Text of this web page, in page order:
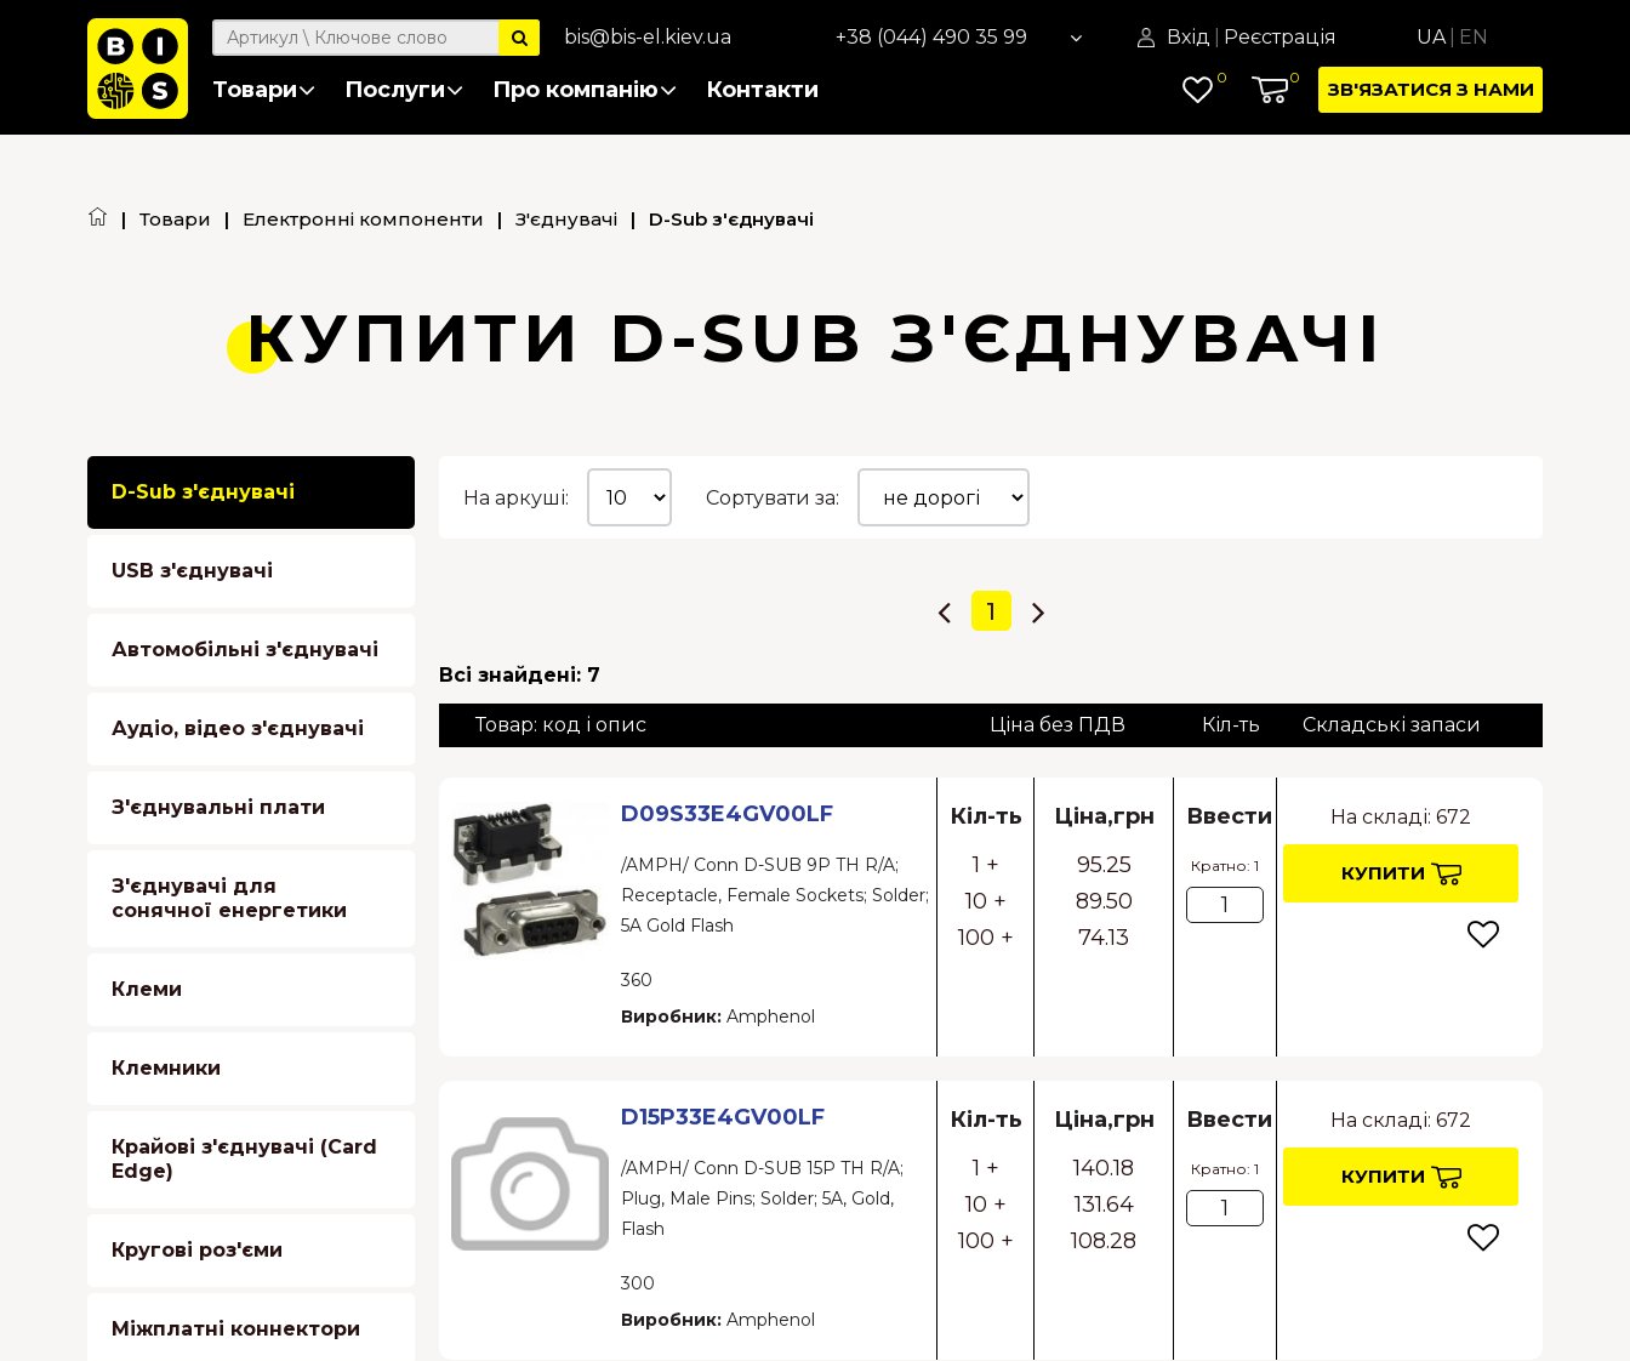
bis@bis-el.kiev.ua +38 (044) 490 35 99 Вхід Реєстрація UA EN
Товари Послуги Про компанію Контакти 0 0
ЗВ'ЯЗАТИСЯ З НАМИ
| Товари | Електронні компоненти | З'єднувачі | D-Sub з'єднувачі
КУПИТИ D-SUB З'ЄДНУВАЧІ
D-Sub з'єднувачі
USB з'єднувачі
Автомобільні з'єднувачі
Аудіо, відео з'єднувачі
З'єднувальні плати
З'єднувачі для
сонячної енергетики
Клеми
Клемники
Крайові з'єднувачі (Card
Edge)
Кругові роз'єми
Міжплатні коннектори
На аркуші: Сортувати за:
1
Всі знайдені: 7
Товар: код і опис Ціна без ПДВ Кіл-ть Складські запаси
D09S33E4GV00LF
/AMPH/ Conn D-SUB 9P TH R/A;
Receptacle, Female Sockets; Solder;
5A Gold Flash
360
Виробник: Amphenol
Кіл-ть
1 +
10 +
100 +
Ціна,грн
95.25
89.50
74.13
Ввести
Кратно: 1
На складі: 672
КУПИТИ
D15P33E4GV00LF
/AMPH/ Conn D-SUB 15P TH R/A;
Plug, Male Pins; Solder; 5A, Gold,
Flash
300
Виробник: Amphenol
Кіл-ть
1 +
10 +
100 +
Ціна,грн
140.18
131.64
108.28
Ввести
Кратно: 1
На складі: 672
КУПИТИ